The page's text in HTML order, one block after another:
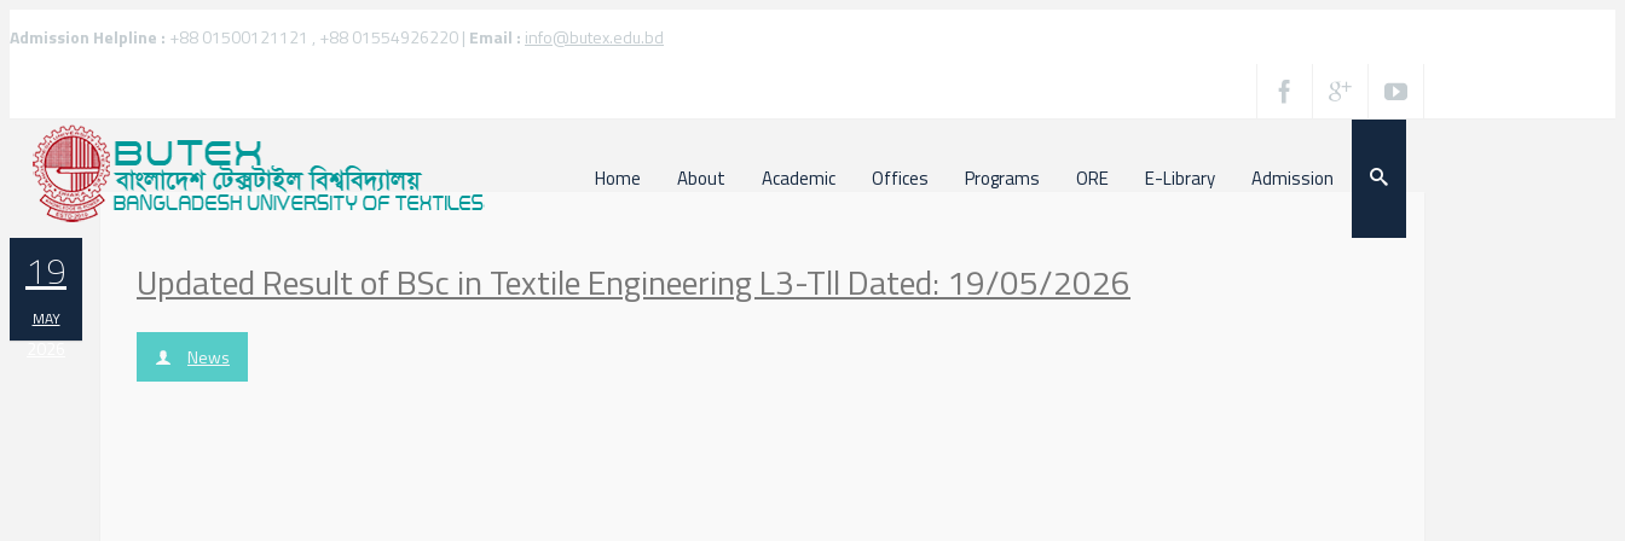
Admission Helpline : +88 01500121121 , +88 01554926220 | Email : info@butex.edu.bd
Home About Academic Offices Programs ORE E-Library Admission
19
MAY
2026
Updated Result of BSc in Textile Engineering L3-Tll Dated: 19/05/2026
News